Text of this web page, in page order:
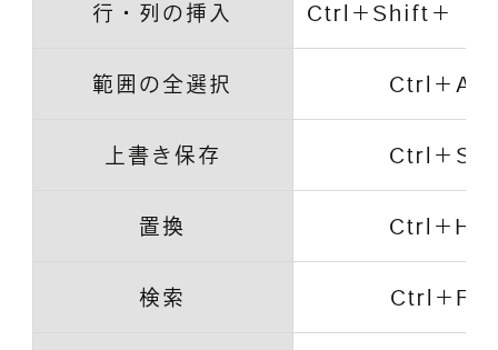
行・列の挿入 Ctrl＋Shift＋ ＋
範囲の全選択 Ctrl＋A
上書き保存 Ctrl＋S
置換 Ctrl＋H
検索 Ctrl＋F